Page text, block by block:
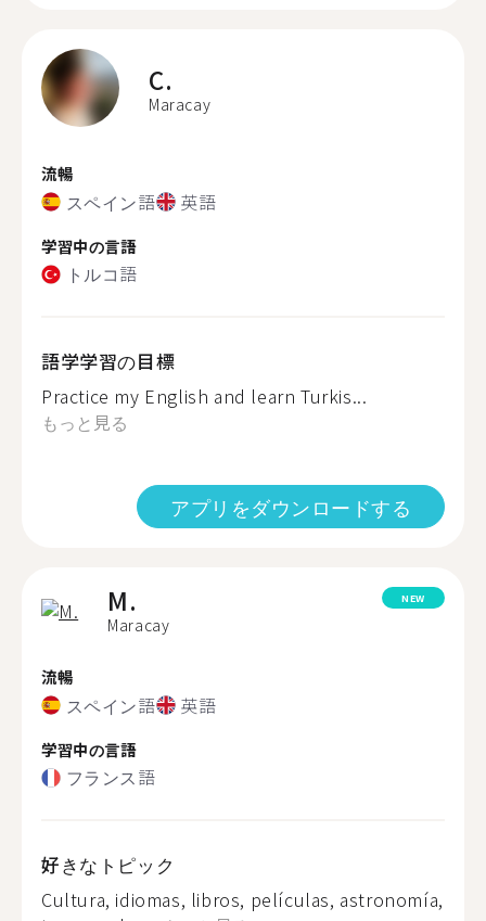
C.
Maracay
流暢
スペイン語 英語
学習中の言語
トルコ語
語学学習の目標
Practice my English and learn Turkis...
もっと見る
アプリをダウンロードする
M.
Maracay
NEW
流暢
スペイン語 英語
学習中の言語
フランス語
好きなトピック
Cultura, idiomas, libros, películas, astronomía,